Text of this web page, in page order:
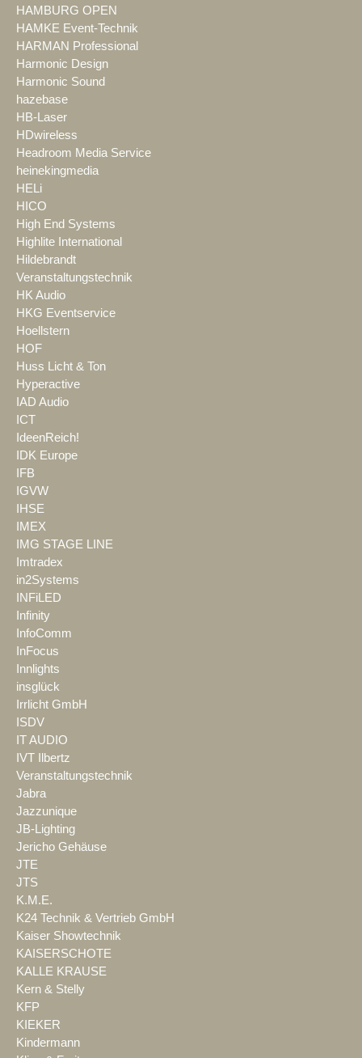
HAMBURG OPEN
HAMKE Event-Technik
HARMAN Professional
Harmonic Design
Harmonic Sound
hazebase
HB-Laser
HDwireless
Headroom Media Service
heinekingmedia
HELi
HICO
High End Systems
Highlite International
Hildebrandt
Veranstaltungstechnik
HK Audio
HKG Eventservice
Hoellstern
HOF
Huss Licht & Ton
Hyperactive
IAD Audio
ICT
IdeenReich!
IDK Europe
IFB
IGVW
IHSE
IMEX
IMG STAGE LINE
Imtradex
in2Systems
INFiLED
Infinity
InfoComm
InFocus
Innlights
insglück
Irrlicht GmbH
ISDV
IT AUDIO
IVT Ilbertz
Veranstaltungstechnik
Jabra
Jazzunique
JB-Lighting
Jericho Gehäuse
JTE
JTS
K.M.E.
K24 Technik & Vertrieb GmbH
Kaiser Showtechnik
KAISERSCHOTE
KALLE KRAUSE
Kern & Stelly
KFP
KIEKER
Kindermann